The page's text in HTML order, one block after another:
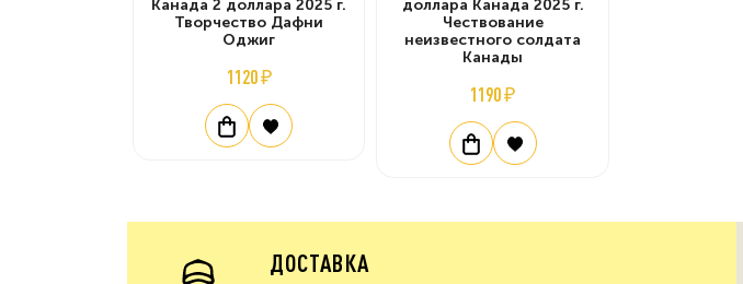
Канада 2 доллара 2025 г.
Творчество Дафни
Оджиг
1120 ₽
доллара Канада 2025 г.
Чествование
неизвестного солдата
Канады
1190 ₽
ДОСТАВКА